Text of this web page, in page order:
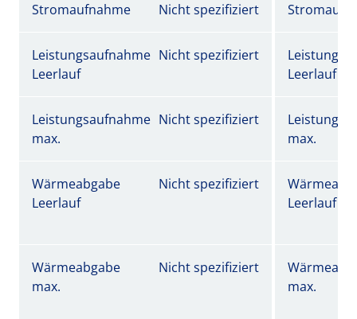
Stromaufnahme Nicht spezifiziert
Leistungsaufnahme
Leerlauf
Nicht spezifiziert
Leerlauf
Leistungsaufnahme
max.
Nicht spezifiziert
max.
Wärmeabgabe
Leerlauf
Nicht spezifiziert
Leerlauf
Wärmeabgabe
max.
Nicht spezifiziert
max.